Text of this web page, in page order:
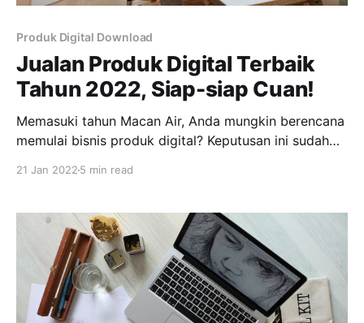
Produk Digital Download
Jualan Produk Digital Terbaik
Tahun 2022, Siap-siap Cuan!
Memasuki tahun Macan Air, Anda mungkin berencana
memulai bisnis produk digital? Keputusan ini sudah
digital semakin populer dan mudah didistribusikan.
Mulai dari musik, video, eBook, hingga kursus online,
semuanya bakal menjadi konsumsi
21 Jan 2022 5 min read